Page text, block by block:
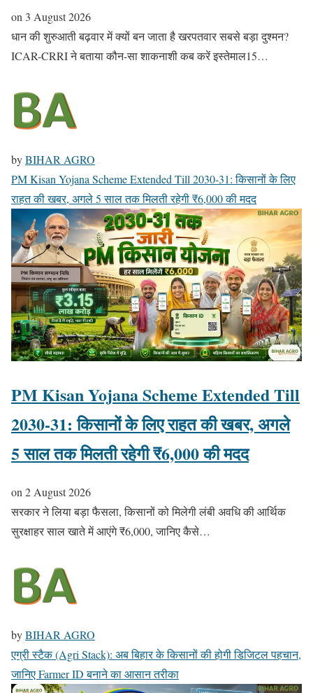
on 3 August 2026
धान की शुरुआती बढ़वार में क्यों बन जाता है खरपतवार सबसे बड़ा दुश्मन?
ICAR-CRRI ने बताया कौन-सा शाकनाशी कब करें इस्तेमाल15…
byBIHAR AGRO
PM Kisan Yojana Scheme Extended Till 2030-31: किसानों के लिए
राहत की खबर, अगले 5 साल तक मिलती रहेगी ₹6,000 की मदद
PM Kisan Yojana Scheme Extended Till
2030-31: किसानों के लिए राहत की खबर, अगले
5 साल तक मिलती रहेगी ₹6,000 की मदद
on2 August 2026
सरकार ने लिया बड़ा फैसला, किसानों को मिलेगी लंबी अवधि की आर्थिक
सुरक्षाहर साल खाते में आएंगे ₹6,000, जानिए कैसे…
byBIHAR AGRO
एग्री स्टैक (Agri Stack): अब बिहार के किसानों की होगी डिजिटल पहचान,
जानिए Farmer ID बनाने का आसान तरीका